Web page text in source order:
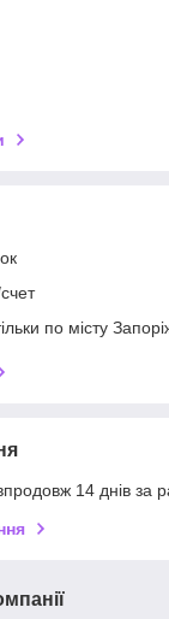
по місту
14 днів за